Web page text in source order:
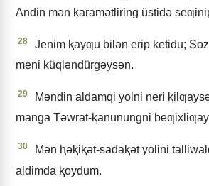
Andin mǝn karamǝtliring üstidǝ
28
Jenim ⱪayƣu bilǝn erip ketidu;
meni küqlǝndürgǝysǝn.
29
Mǝndin aldamqi yolni neri
manga Tǝwrat-ⱪanunungni
30
Mǝn ⱨǝⱪiⱪǝt-sadaⱪǝt yolini
aldimda ⱪoydum.